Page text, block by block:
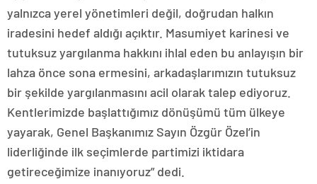
yalnızca yerel yönetimleri değil, doğrudan halkın
iradesini hedef aldığı açıktır. Masumiyet karinesi ve
tutuksuz yargılanma hakkını ihlal eden bu anlayışın bir
lahza önce sona ermesini, arkadaşlarımızın tutuksuz
bir şekilde yargılanmasını acil olarak talep ediyoruz.
Kentlerimizde başlattığımız dönüşümü tüm ülkeye
yayarak, Genel Başkanımız Sayın Özgür Özel’in
liderliğinde ilk seçimlerde partimizi iktidara
getireceğimize inanıyoruz” dedi.